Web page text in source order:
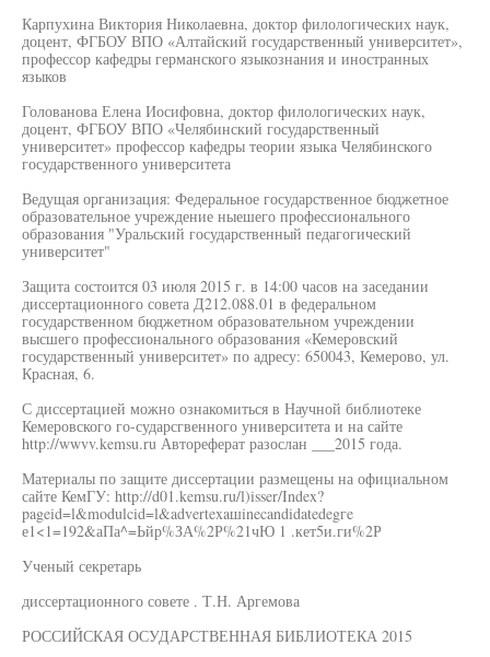
Карпухина Виктория Николаевна, доктор филологических наук,
доцент, ФГБОУ ВПО «Алтайский государственный университет»,
профессор кафедры германского языкознания и иностранных
языков
Голованова Елена Иосифовна, доктор филологических наук,
доцент, ФГБОУ ВПО «Челябинский государственный
университет» профессор кафедры теории языка Челябинского
государственного университета
Ведущая организация: Федеральное государственное бюджетное
образовательное учреждение ныешего профессионального
образования "Уральский государственный педагогический
университет"
Защита состоится 03 июля 2015 г. в 14:00 часов на заседании
диссертационного совета Д212.088.01 в федеральном
государственном бюджетном образовательном учреждении
высшего профессионального образования «Кемеровский
государственный университет» по адресу: 650043, Кемерово, ул.
Красная, 6.
С диссертацией можно ознакомиться в Научной библиотеке
Кемеровского го-сударсгвенного университета и на сайте
http://wwvv.kemsu.ru Автореферат разослан ___2015 года.
Материалы по защите диссертации размещены на официальном
сайте КемГУ: http://d01.kemsu.ru/l)isser/Index?
pageid=l&modulcid=l&advertexaшinecandidatedegгe
е1<1=192&аПа^=Ьйр%ЗА%2Р%21чЮ 1 .кет5и.ги%2Р
Ученый секретарь
диссертационного совете . Т.Н. Аргемова
РОССИЙСКАЯ ОСУДАРСТВЕННАЯ БИБЛИОТЕКА 2015